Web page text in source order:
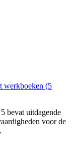
werkboeken (5
bevat uitdagende
voor de